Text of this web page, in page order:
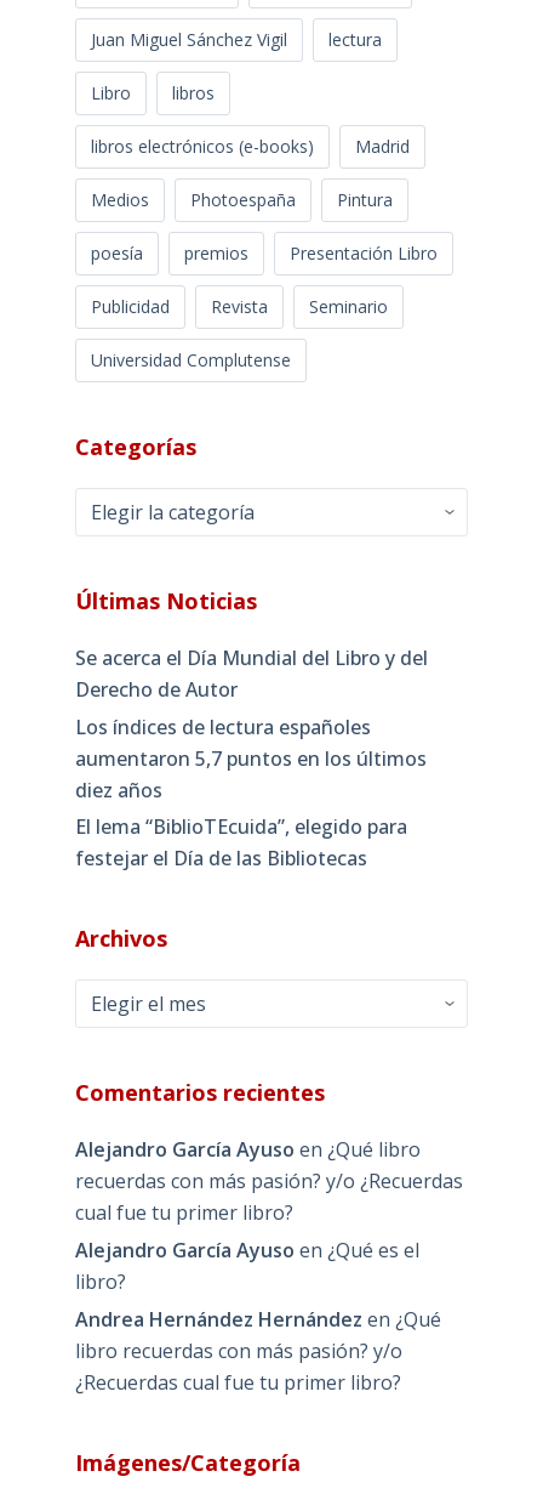
Juan Miguel Sánchez Vigil lectura
Libro libros
libros electrónicos (e-books) Madrid
Medios Photoespaña Pintura
poesía premios Presentación Libro
Publicidad Revista Seminario
Universidad Complutense
Categorías
Categorías
Últimas Noticias
Se acerca el Día Mundial del Libro y del
Derecho de Autor
Los índices de lectura españoles
aumentaron 5,7 puntos en los últimos
diez años
El lema “BiblioTEcuida”, elegido para
festejar el Día de las Bibliotecas
Archivos
Archivos
Comentarios recientes
Alejandro García Ayuso en ¿Qué libro
recuerdas con más pasión? y/o ¿Recuerdas
cual fue tu primer libro?
Alejandro García Ayuso en ¿Qué es el
libro?
Andrea Hernández Hernández en ¿Qué
libro recuerdas con más pasión? y/o
¿Recuerdas cual fue tu primer libro?
Imágenes/Categoría